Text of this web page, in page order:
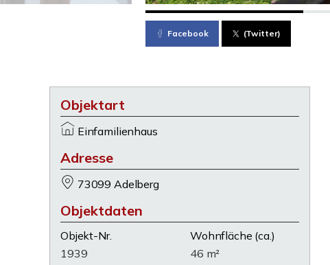
Facebook (Twitter)
Objektart
Einfamilienhaus
Adresse
73099 Adelberg
Objektdaten
Objekt-Nr.
1939
Wohnfläche (ca.)
46 m²